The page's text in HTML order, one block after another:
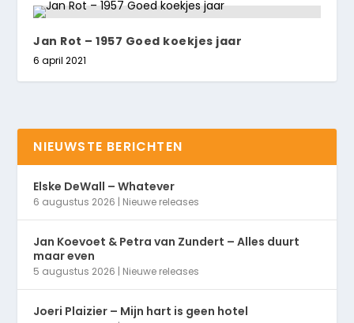
Jan Rot – 1957 Goed koekjes jaar
6 april 2021
NIEUWSTE BERICHTEN
Elske DeWall – Whatever
6 augustus 2026 | Nieuwe releases
Jan Koevoet & Petra van Zundert – Alles duurt
maar even
5 augustus 2026 | Nieuwe releases
Joeri Plaizier – Mijn hart is geen hotel